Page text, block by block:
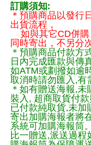
訂購須知:
＊預購商品以發行
出貨流程，
如與其它CD併購
同時寄出，不另分
＊預購商品付款方
日內完成匯款與傳
如ATM或劃撥如逾
取消時請勿匯入,有
＊如有贈送海報,
裝入, 超商取貨付
已付款純取貨,未加
寄出加購海報者將
系統可加購海報筒
比一贈送,派送過